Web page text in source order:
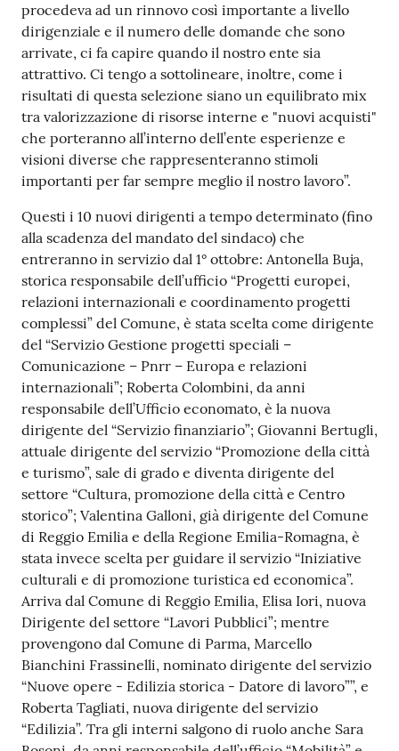
procedeva ad un rinnovo così importante a livello
dirigenziale e il numero delle domande che sono
arrivate, ci fa capire quando il nostro ente sia
attrattivo. Ci tengo a sottolineare, inoltre, come i
risultati di questa selezione siano un equilibrato mix
tra valorizzazione di risorse interne e "nuovi acquisti"
che porteranno all’interno dell’ente esperienze e
visioni diverse che rappresenteranno stimoli
importanti per far sempre meglio il nostro lavoro”.
Questi i 10 nuovi dirigenti a tempo determinato (fino
alla scadenza del mandato del sindaco) che
entreranno in servizio dal 1° ottobre: Antonella Buja,
storica responsabile dell’ufficio “Progetti europei,
relazioni internazionali e coordinamento progetti
complessi” del Comune, è stata scelta come dirigente
del “Servizio Gestione progetti speciali –
Comunicazione – Pnrr – Europa e relazioni
internazionali”; Roberta Colombini, da anni
responsabile dell’Ufficio economato, è la nuova
dirigente del “Servizio finanziario”; Giovanni Bertugli,
attuale dirigente del servizio “Promozione della città
e turismo”, sale di grado e diventa dirigente del
settore “Cultura, promozione della città e Centro
storico”; Valentina Galloni, già dirigente del Comune
di Reggio Emilia e della Regione Emilia-Romagna, è
stata invece scelta per guidare il servizio “Iniziative
culturali e di promozione turistica ed economica”.
Arriva dal Comune di Reggio Emilia, Elisa Iori, nuova
Dirigente del settore “Lavori Pubblici”; mentre
provengono dal Comune di Parma, Marcello
Bianchini Frassinelli, nominato dirigente del servizio
“Nuove opere - Edilizia storica - Datore di lavoro””, e
Roberta Tagliati, nuova dirigente del servizio
“Edilizia”. Tra gli interni salgono di ruolo anche Sara